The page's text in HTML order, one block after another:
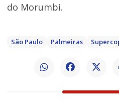
do Morumbi.
São Paulo Palmeiras